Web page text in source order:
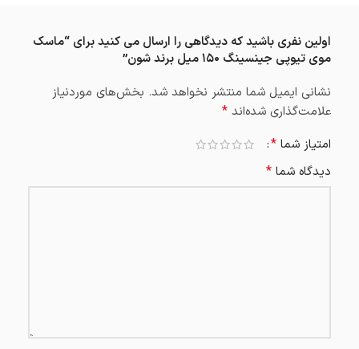
اولین نفری باشید که دیدگاهی را ارسال می کنید برای “ماسک
موی تیوپی جینسینگ ۱۵۰ میل برند شون”
نشانی ایمیل شما منتشر نخواهد شد. بخش‌های موردنیاز
علامت‌گذاری شده‌اند *
امتیاز شما *
دیدگاه شما *